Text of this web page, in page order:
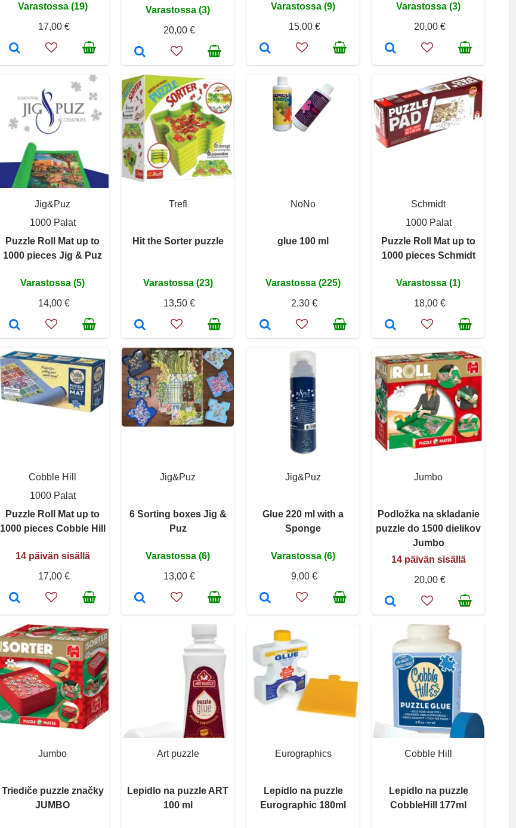
Varastossa (19)
17,00 €
Varastossa (3)
20,00 €
Varastossa (9)
15,00 €
Varastossa (3)
20,00 €
Jig&Puz
1000 Palat
Puzzle Roll Mat up to
1000 pieces Jig & Puz
Varastossa (5)
14,00 €
Trefl
Hit the Sorter puzzle
Varastossa (23)
13,50 €
NoNo
glue 100 ml
Varastossa (225)
2,30 €
Schmidt
1000 Palat
Puzzle Roll Mat up to
1000 pieces Schmidt
Varastossa (1)
18,00 €
Cobble Hill
1000 Palat
Puzzle Roll Mat up to
1000 pieces Cobble Hill
14 päivän sisällä
17,00 €
Jig&Puz
6 Sorting boxes Jig &
Puz
Varastossa (6)
13,00 €
Jig&Puz
Glue 220 ml with a
Sponge
Varastossa (6)
9,00 €
Jumbo
Podložka na skladanie
puzzle do 1500 dielikov
Jumbo
14 päivän sisällä
20,00 €
Jumbo
Triediče puzzle značky
JUMBO
Art puzzle
Lepidlo na puzzle ART
100 ml
Eurographics
Lepidlo na puzzle
Eurographic 180ml
Cobble Hill
Lepidlo na puzzle
CobbleHill 177ml